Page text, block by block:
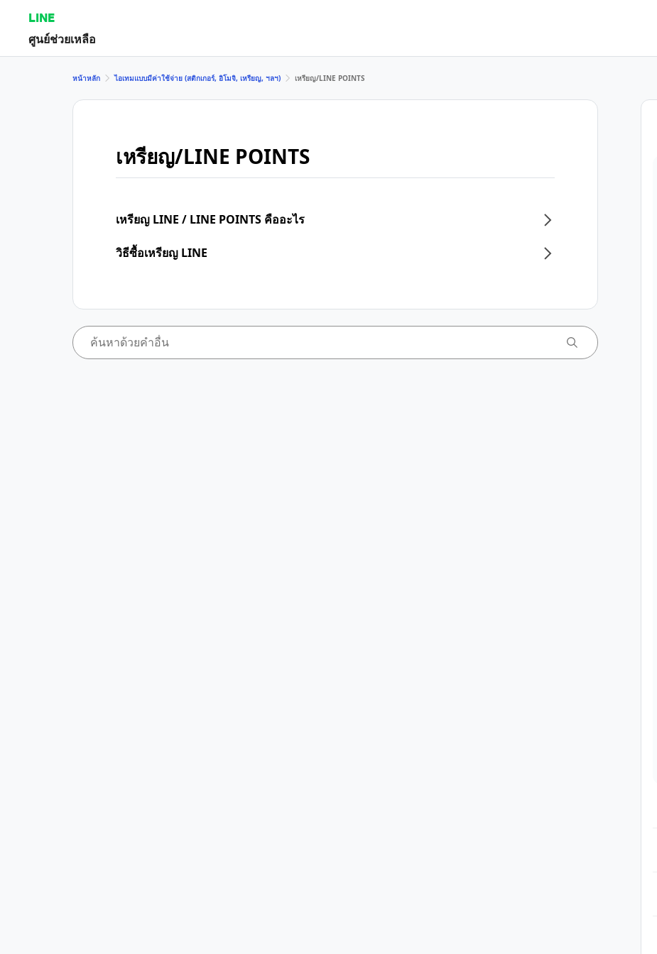
LINE
ศูนย์ช่วยเหลือ
หน้าหลัก ไอเทมแบบมีค่าใช้จ่าย (สติกเกอร์, อิโมจิ, เหรียญ, ฯลฯ) เหรียญ/LINE POINTS
เหรียญ/LINE POINTS
เหรียญ LINE / LINE POINTS คืออะไร
วิธีซื้อเหรียญ LINE